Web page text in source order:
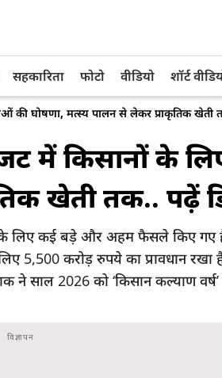
सहकारिता फोटो वीडियो शॉर्ट
की घोषणा, मत्स्य पालन से लेकर प्राकृतिक खेती
में किसानों के
खेती तक.. पढ़ें
लिए कई बड़े और अहम फैसले किए गए
5,500 करोड़ रुपये का प्रावधान
ने साल 2026 को ‘किसान कल्याण